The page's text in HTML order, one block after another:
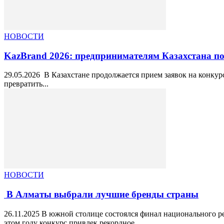
НОВОСТИ
KazBrand 2026: предпринимателям Казахстана
29.05.2026 В Казахстане продолжается прием заявок на
превратить...
НОВОСТИ
В Алматы выбрали лучшие бренды страны
26.11.2025 В южной столице состоялся финал национального